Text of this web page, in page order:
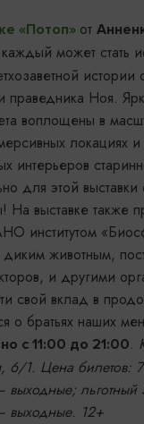
«Потоп» от
каждый может стать
праведника Ноя.
воплощены в
локациях и
интерьеров
для этой выставки
На выставке также
институтом
диким животным,
и другими
свой вклад в
о братьях наших
с 11:00 до 21:00.
6/1. Цена билетов:
выходные. 12+